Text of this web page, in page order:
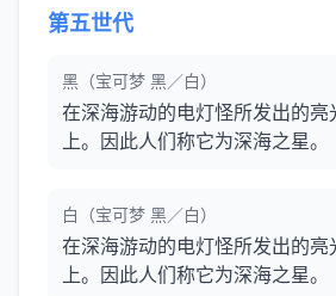
第五世代
黑（宝可梦 黑／白）
在深海游动的电灯怪所发出的亮
上。因此人们称它为深海之星。
白（宝可梦 黑／白）
在深海游动的电灯怪所发出的亮
上。因此人们称它为深海之星。